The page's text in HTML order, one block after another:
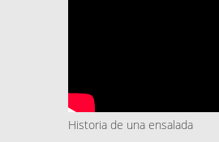
Historia de una ensalada